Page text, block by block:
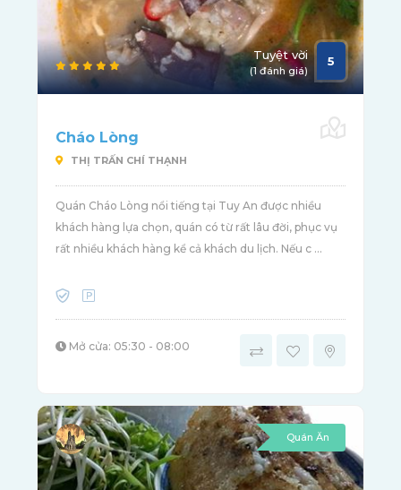
Tuyệt vời
(1 đánh giá)
5
Cháo Lòng
THỊ TRẤN CHÍ THẠNH
Quán Cháo Lòng nổi tiếng tại Tuy An được nhiều
khách hàng lựa chọn, quán có từ rất lâu đời, phục vụ
rất nhiều khách hàng kể cả khách du lịch. Nếu c ...
Mở cửa: 05:30 - 08:00
Quán Ăn